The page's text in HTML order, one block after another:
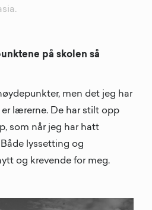
på skolen så
men det jeg har
lærerne. De har stilt opp
som når jeg har hatt
lyssetting og
og krevende for meg.